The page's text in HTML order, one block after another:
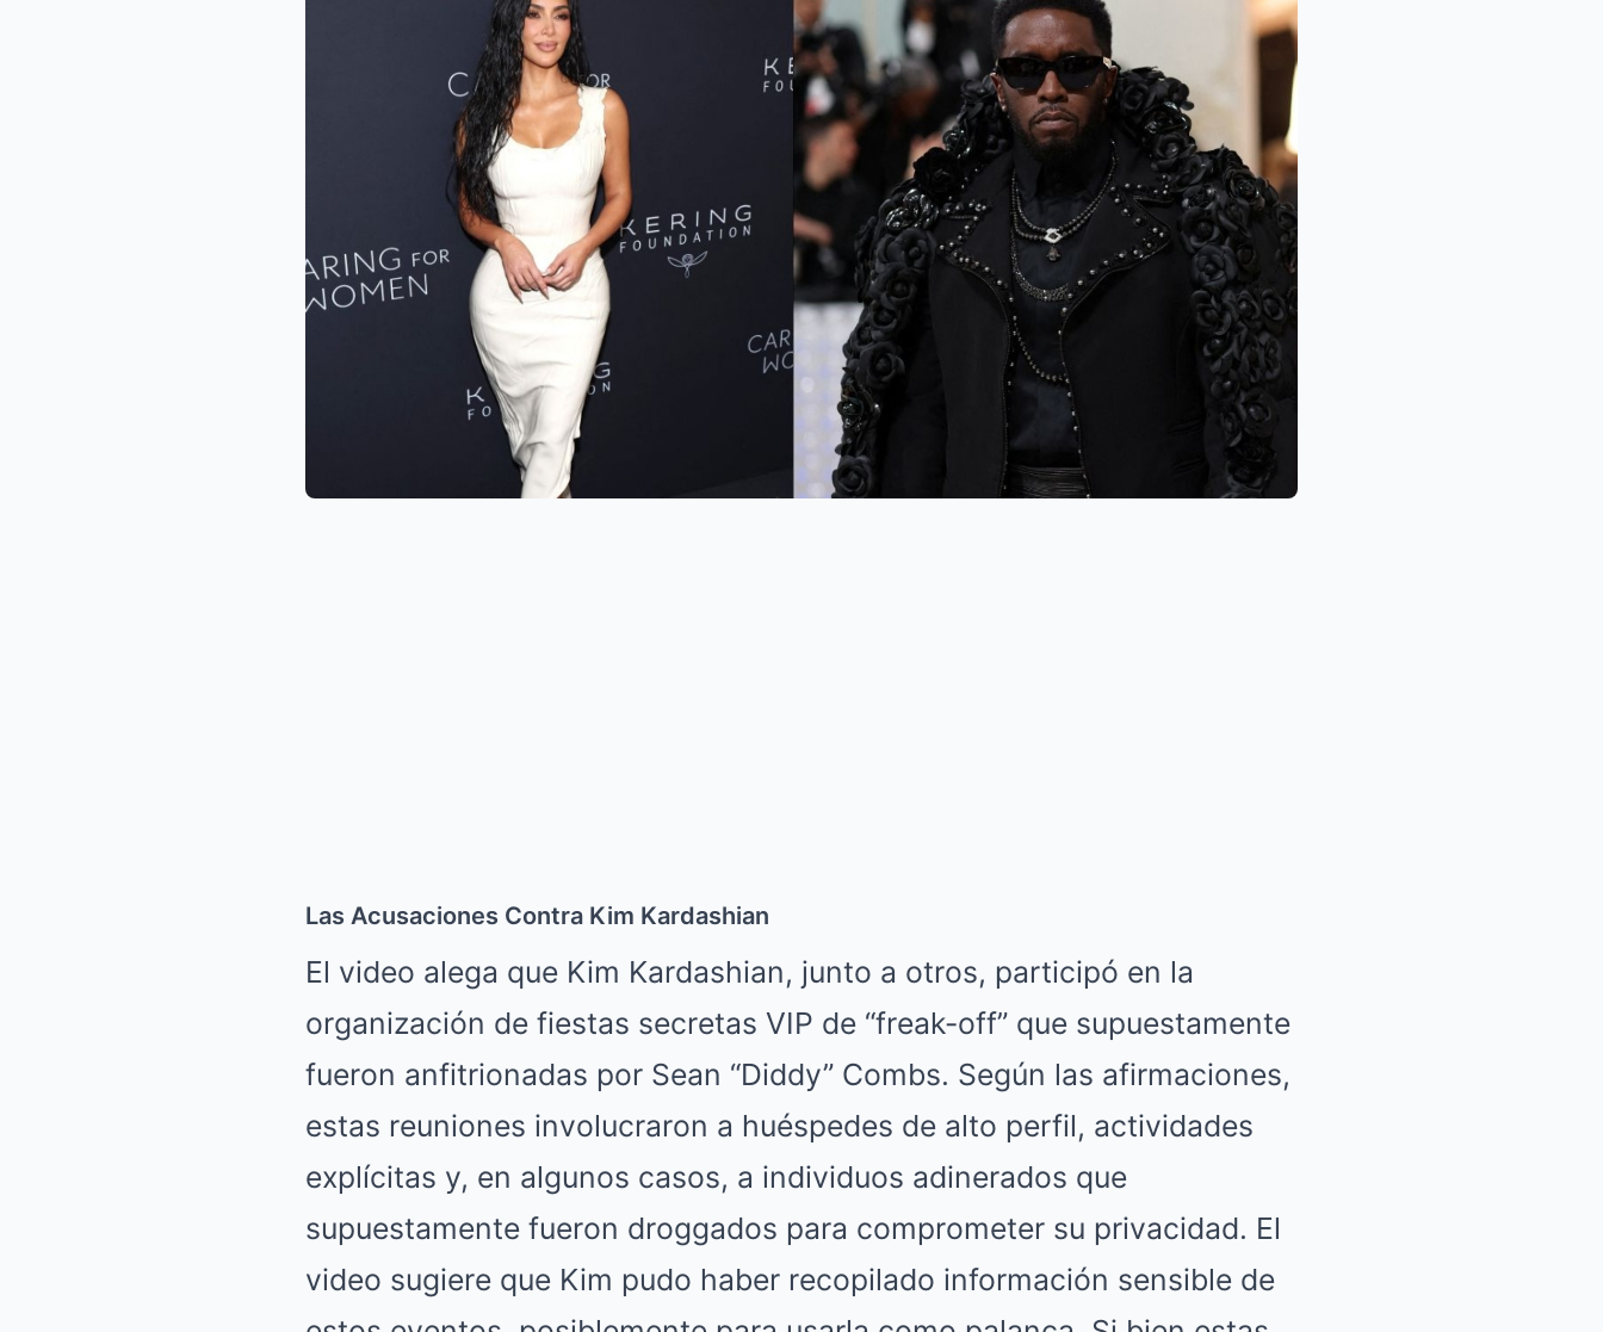
Las Acusaciones Contra Kim Kardashian
El video alega que Kim Kardashian, junto a otros, participó en la
organización de fiestas secretas VIP de “freak-off” que supuestamente
fueron anfitrionadas por Sean “Diddy” Combs. Según las afirmaciones,
estas reuniones involucraron a huéspedes de alto perfil, actividades
explícitas y, en algunos casos, a individuos adinerados que
supuestamente fueron droggados para comprometer su privacidad. El
video sugiere que Kim pudo haber recopilado información sensible de